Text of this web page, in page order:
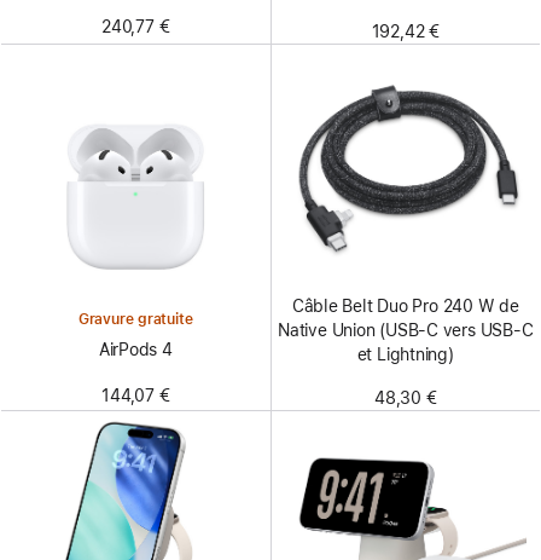
240,77 € 192,42 €
Gravure gratuite
AirPods 4
144,07 €
Câble Belt Duo Pro 240 W de
Native Union (USB-C vers USB-C
et Lightning)
48,30 €